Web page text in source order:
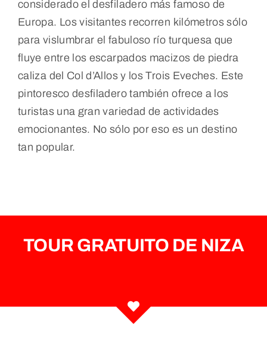
considerado el desfiladero más famoso de
Europa. Los visitantes recorren kilómetros sólo
para vislumbrar el fabuloso río turquesa que
fluye entre los escarpados macizos de piedra
caliza del Col d’Allos y los Trois Eveches. Este
pintoresco desfiladero también ofrece a los
turistas una gran variedad de actividades
emocionantes. No sólo por eso es un destino
tan popular.
TOUR GRATUITO DE NIZA